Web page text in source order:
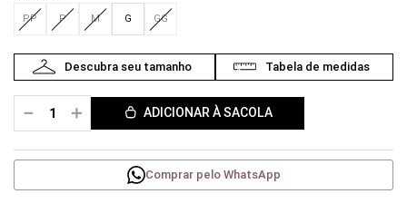
PP P M G GG
＋
－ ADICIONAR À SACOLA
Comprar pelo WhatsApp